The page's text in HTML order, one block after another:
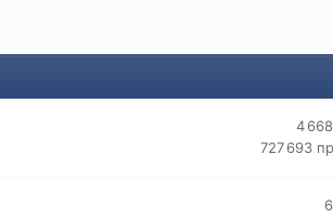
4 668
727 693
6